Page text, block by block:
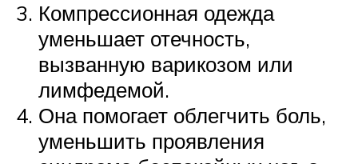
Компрессионная одежда
уменьшает отечность,
вызванную варикозом или
лимфедемой.
Она помогает облегчить боль,
уменьшить проявления